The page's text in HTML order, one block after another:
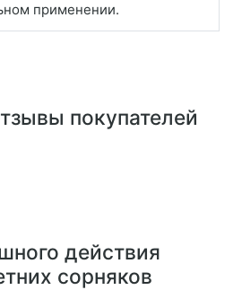
применении.
покупателей
действия
сорняков